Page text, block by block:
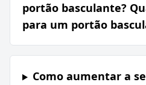
portão basculante?
para um portão
Como aumentar a